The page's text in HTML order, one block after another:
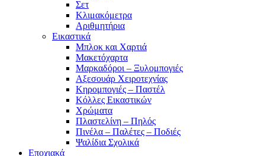
Σετ
Κλιμακόμετρα
Αριθμητήρια
Εικαστικά
Μπλοκ και Χαρτιά
Μακετόχαρτα
Μαρκαδόροι – Ξυλομπογιές
Αξεσουάρ Χειροτεχνίας
Κηρομπογιές – Παστέλ
Κόλλες Εικαστικών
Χρώματα
Πλαστελίνη – Πηλός
Πινέλα – Παλέτες – Ποδιές
Ψαλίδια Σχολικά
Εποχιακά